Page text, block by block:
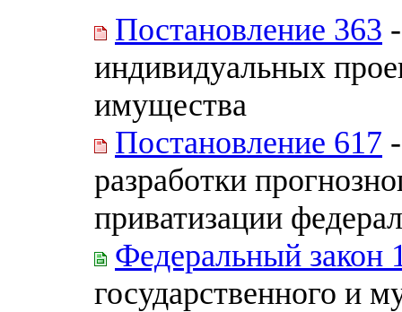
Постановление 363
индивидуальных
имущества
Постановление 617
разработки
приватизации
Федеральный закон
государственного и